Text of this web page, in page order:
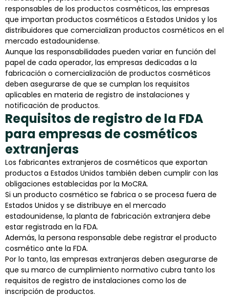
responsables de los productos cosméticos, las empresas
que importan productos cosméticos a Estados Unidos y los
distribuidores que comercializan productos cosméticos en el
mercado estadounidense.
Aunque las responsabilidades pueden variar en función del
papel de cada operador, las empresas dedicadas a la
fabricación o comercialización de productos cosméticos
deben asegurarse de que se cumplan los requisitos
aplicables en materia de registro de instalaciones y
notificación de productos.
Requisitos de registro de la FDA
para empresas de cosméticos
extranjeras
Los fabricantes extranjeros de cosméticos que exportan
productos a Estados Unidos también deben cumplir con las
obligaciones establecidas por la MoCRA.
Si un producto cosmético se fabrica o se procesa fuera de
Estados Unidos y se distribuye en el mercado
estadounidense, la planta de fabricación extranjera debe
estar registrada en la FDA.
Además, la persona responsable debe registrar el producto
cosmético ante la FDA.
Por lo tanto, las empresas extranjeras deben asegurarse de
que su marco de cumplimiento normativo cubra tanto los
requisitos de registro de instalaciones como los de
inscripción de productos.